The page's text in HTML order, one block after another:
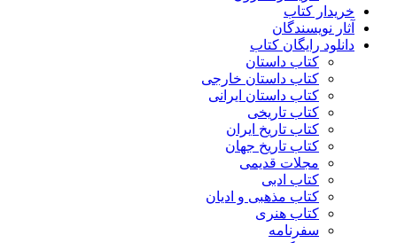
خریدار کتاب
آثار نویسندگان
دانلود رایگان کتاب
کتاب داستان
کتاب داستان خارجی
کتاب داستان ایرانی
کتاب تاریخی
کتاب تاریخ ایران
کتاب تاریخ جهان
مجلات قدیمی
کتاب ادبی
کتاب مذهبی و ادیان
کتاب هنری
سفرنامه